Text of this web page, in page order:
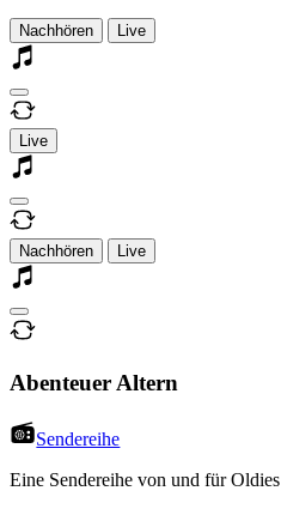
Nachhören Live
Live
Nachhören Live
Abenteuer Altern
Sendereihe
Eine Sendereihe von und für Oldies